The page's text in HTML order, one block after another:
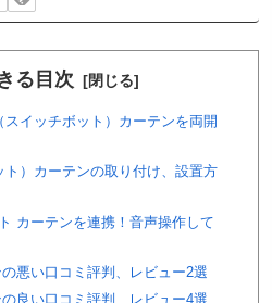
る目次
スイッチボット）カーテンを両開
）カーテンの取り付け、設置方
カーテンを連携！音声操作して
悪い口コミ評判、レビュー2選
良い口コミ評判、レビュー4選